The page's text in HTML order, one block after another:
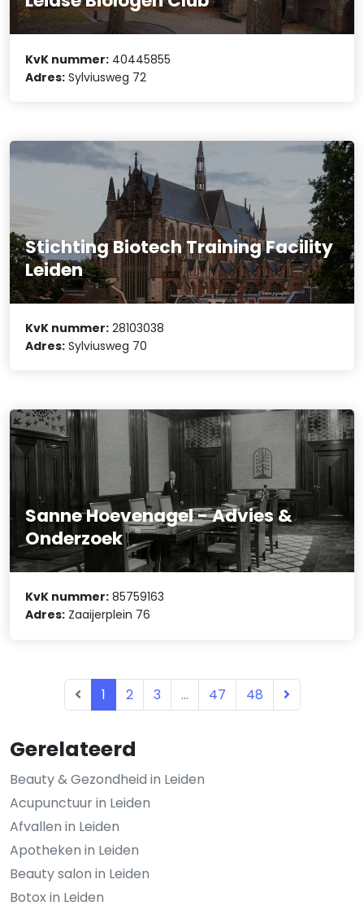
Gerelateerd
Beauty & Gezondheid in Leiden
Acupunctuur in Leiden
Afvallen in Leiden
Apotheken in Leiden
Beauty salon in Leiden
Botox in Leiden
KvK nummer: 40445855
Adres: Sylviusweg 72
Stichting Biotech Training Facility
Leiden
KvK nummer: 28103038
Adres: Sylviusweg 70
Sanne Hoevenagel - Advies &
Onderzoek
KvK nummer: 85759163
Adres: Zaaijerplein 76
1 2 3 ... 47 48